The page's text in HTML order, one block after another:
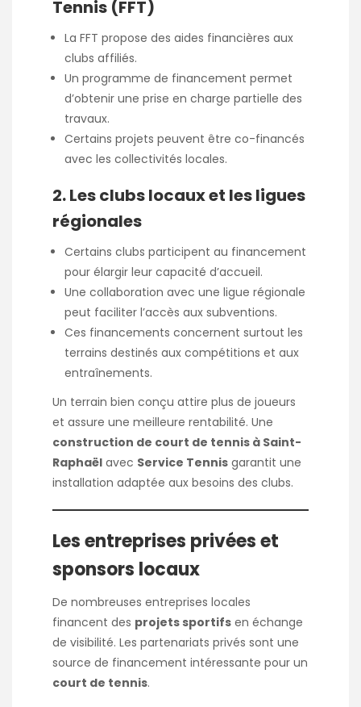
Tennis (FFT)
La FFT propose des aides financières aux
clubs affiliés.
Un programme de financement permet
d’obtenir une prise en charge partielle des
travaux.
Certains projets peuvent être co-financés
avec les collectivités locales.
2. Les clubs locaux et les ligues
régionales
Certains clubs participent au financement
pour élargir leur capacité d’accueil.
Une collaboration avec une ligue régionale
peut faciliter l’accès aux subventions.
Ces financements concernent surtout les
terrains destinés aux compétitions et aux
entraînements.
Un terrain bien conçu attire plus de joueurs
et assure une meilleure rentabilité. Une
construction de court de tennis à Saint-
Raphaël avec Service Tennis garantit une
installation adaptée aux besoins des clubs.
Les entreprises privées et
sponsors locaux
De nombreuses entreprises locales
financent des projets sportifs en échange
de visibilité. Les partenariats privés sont une
source de financement intéressante pour un
court de tennis.